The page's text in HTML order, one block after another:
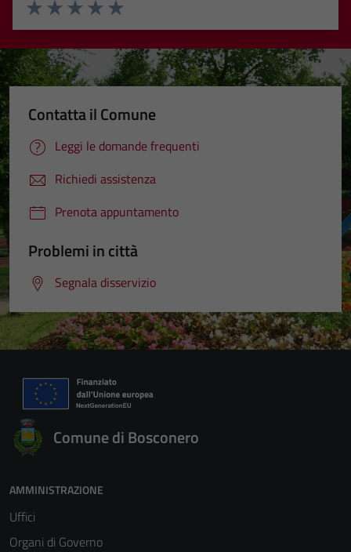
Valuta 5 stelle su 5
Valuta 4 stelle su 5
Valuta 3 stelle su 5
Valuta 2 stelle su 5
Valuta 1 stelle su 5
Contatta il Comune
Leggi le domande frequenti
Richiedi assistenza
Prenota appuntamento
Problemi in città
Segnala disservizio
Comune di Bosconero
AMMINISTRAZIONE
Uffici
Organi di Governo